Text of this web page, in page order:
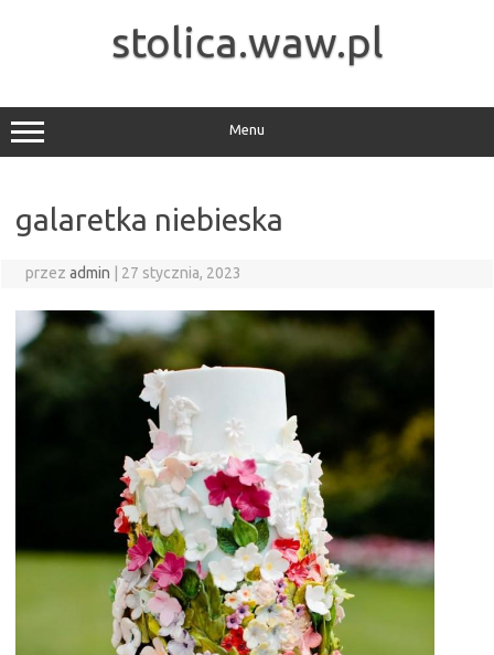
stolica.waw.pl
Menu
galaretka niebieska
przez admin 27 stycznia, 2023